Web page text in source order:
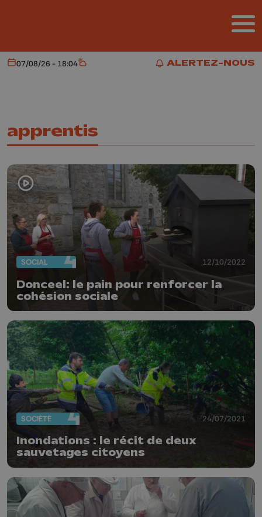
ALERTEZ-NOUS
ALERTEZ-NOUS
Aujourd'hui
07/08/26 - 18:04 Météo
apprentis
SOCIAL 12/10/2022
Donceel: le pain pour renforcer la
cohésion sociale
SOCIÉTÉ 24/07/2021
Inondations : le récit de deux
sauvetages citoyens